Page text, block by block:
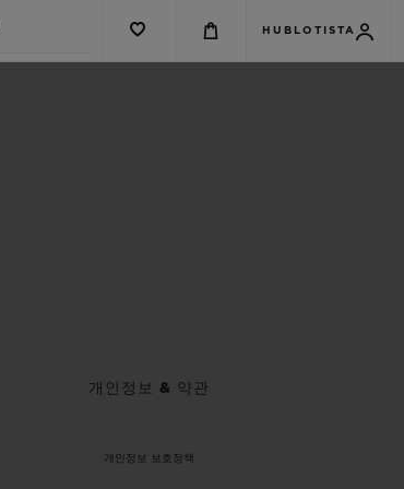
HUBLOTISTA
개인정보 & 약관
개인정보 보호정책